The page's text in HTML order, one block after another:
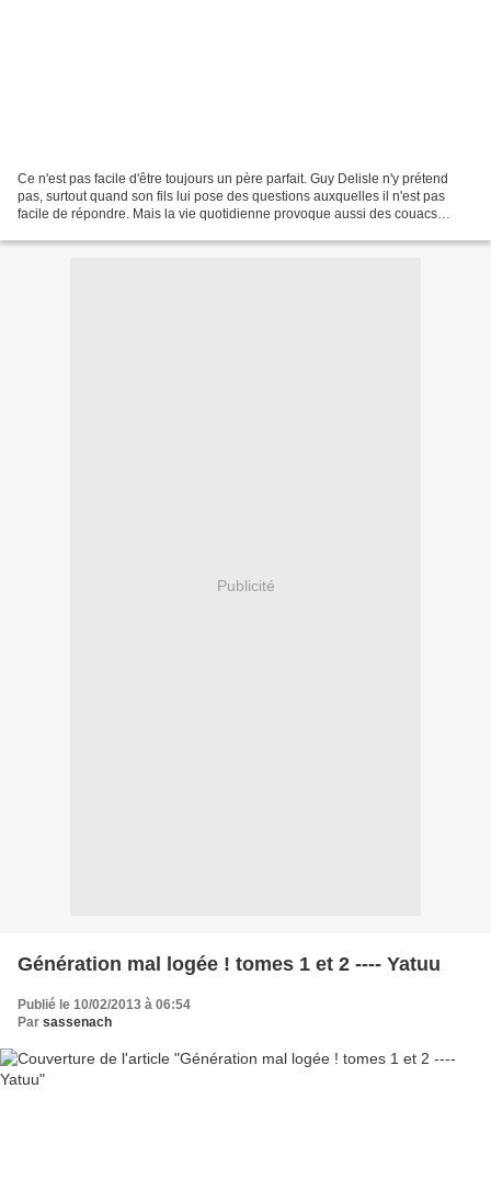
Ce n'est pas facile d'être toujours un père parfait. Guy Delisle n'y prétend
pas, surtout quand son fils lui pose des questions auxquelles il n'est pas
facile de répondre. Mais la vie quotidienne provoque aussi des couacs
Publicité
Génération mal logée ! tomes 1 et 2 ---- Yatuu
Publié le 10/02/2013 à 06:54
Par sassenach